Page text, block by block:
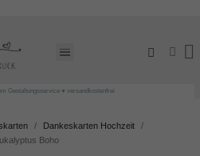
Gestaltungsservice ♥ versandkostenfrei
Dankeskarten Hochzeit
Boho